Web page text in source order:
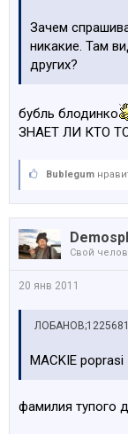
Зачем
никакие. Там
других?
бубль блодинко
ЗНАЕТ ЛИ КТО
Bublegum
Свой
20 янв 2011
MACKIE poprasi
фамилия тупого